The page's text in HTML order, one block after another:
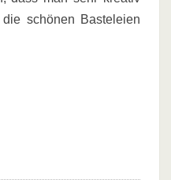
schönen Basteleien